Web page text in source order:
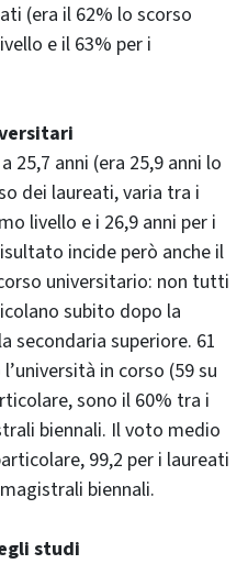
(era il 62% lo scorso
e il 63% per i
25,7 anni (era 25,9 anni lo
dei laureati, varia tra i
livello e i 26,9 anni per i
incide però anche il
universitario: non tutti
subito dopo la
secondaria superiore. 61
in corso (59 su
sono il 60% tra i
biennali. Il voto medio
99,2 per i laureati
biennali.
studi